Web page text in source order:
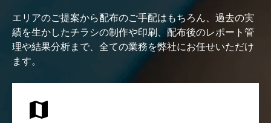
エリアのご提案から配布のご手配はもちろん、過去の実
績を生かしたチラシの制作や印刷、配布後のレポート管
理や結果分析まで、全ての業務を弊社にお任せいただけ
ます。